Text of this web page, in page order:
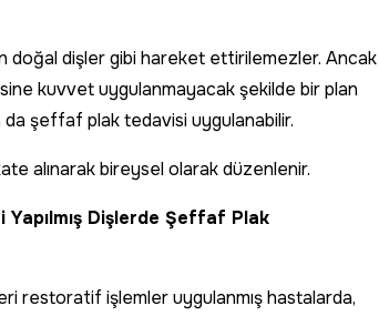
doğal dişler gibi hareket ettirilemezler. Ancak
kuvvet uygulanmayacak şekilde bir plan
şeffaf plak tedavisi uygulanabilir.
alınarak bireysel olarak düzenlenir.
Dişlerde Şeffaf Plak
restoratif işlemler uygulanmış hastalarda,